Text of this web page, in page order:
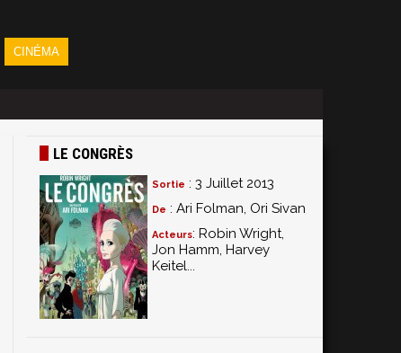
CINÉMA
LE CONGRÈS
Sortie : 3 Juillet 2013
De : Ari Folman, Ori Sivan
Acteurs: Robin Wright,
Jon Hamm, Harvey
Keitel...